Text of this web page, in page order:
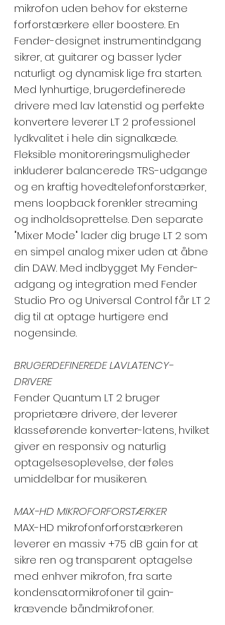
mikrofon uden behov for eksterne
forforstærkere eller boostere. En
Fender-designet instrumentindgang
sikrer, at guitarer og basser lyder
naturligt og dynamisk lige fra starten.
Med lynhurtige, brugerdefinerede
drivere med lav latenstid og perfekte
konvertere leverer LT 2 professionel
lydkvalitet i hele din signalkæde.
Fleksible monitoreringsmuligheder
inkluderer balancerede TRS-udgange
og en kraftig hovedtelefonforstærker,
mens loopback forenkler streaming
og indholdsoprettelse. Den separate
"Mixer Mode" lader dig bruge LT 2 som
en simpel analog mixer uden at åbne
din DAW. Med indbygget My Fender-
adgang og integration med Fender
Studio Pro og Universal Control får LT 2
dig til at optage hurtigere end
nogensinde.
BRUGERDEFINEREDE LAVLATENCY-
DRIVERE
Fender Quantum LT 2 bruger
proprietære drivere, der leverer
klasseførende konverter-latens, hvilket
giver en responsiv og naturlig
optagelsesoplevelse, der føles
umiddelbar for musikeren.
MAX-HD MIKROFORFORSTÆRKER
MAX-HD mikrofonforforstærkeren
leverer en massiv +75 dB gain for at
sikre ren og transparent optagelse
med enhver mikrofon, fra sarte
kondensatormikrofoner til gain-
krævende båndmikrofoner.